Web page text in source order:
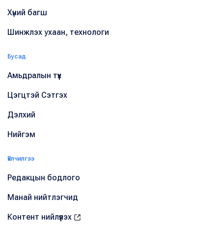
Хүний багш
Шинжлэх ухаан, технологи
Бусад
Амьдралын түүх
Цэгцтэй Сэтгэх
Дэлхий
Нийгэм
Үйлчилгээ
Редакцын бодлого
Манай нийтлэгчид
Контент нийлүүлэх